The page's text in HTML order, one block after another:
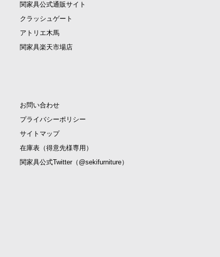
関家具公式通販サイト
クラッシュゲート
アトリエ木馬
関家具楽天市場店
お問い合わせ
プライバシーポリシー
サイトマップ
在庫表（得意先様専用）
関家具公式Twitter（@sekifurniture）